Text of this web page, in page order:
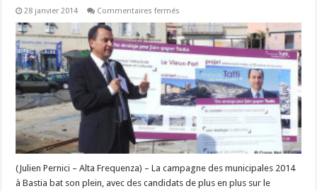
28 janvier 2014 Commentaires fermés
–
Bastia
:
@FTatti
présente
son
projet
pour
la
haute
(Julien Pernici – Alta Frequenza) – La campagne des municipales 2014
à Bastia bat son plein, avec des candidats de plus en plus sur le